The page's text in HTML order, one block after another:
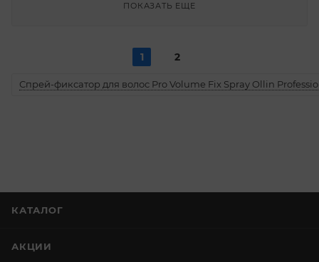
ПОКАЗАТЬ ЕЩЕ
1 2
Спрей-фиксатор для волос Pro Volume Fix Spray Ollin
КАТАЛОГ
АКЦИИ